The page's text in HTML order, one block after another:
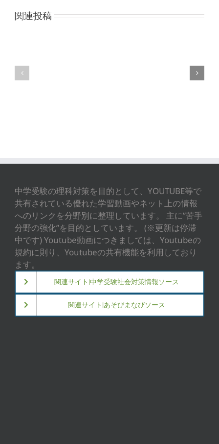
関連投稿
中学受験の理科対策を目的として、YOUTUBE等で
共有されている優れた学習動画やネット上の情報
へのリンクを分野別に整理しています。 主に”苦手
分野の強化”を目的としています。 (※更新は停滞
中です) Youtube動画につきましては、Youtubeの
規約に則り、Youtubeの共有機能を利用しており
ます。
関連サイト|中学受験社会対策情報ソース
関連サイト|あそびまなびソース